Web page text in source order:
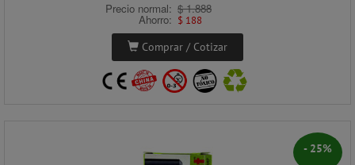
Precio normal: $ 1.888
Ahorro: $ 188
Comprar / Cotizar
- 25%